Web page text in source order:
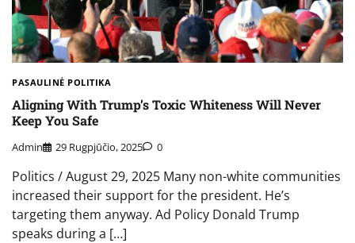
PASAULINĖ POLITIKA
Aligning With Trump’s Toxic Whiteness Will Never
Keep You Safe
Admin 29 Rugpjūčio, 2025 0
Politics / August 29, 2025 Many non-white communities
increased their support for the president. He’s
targeting them anyway. Ad Policy Donald Trump
speaks during a […]